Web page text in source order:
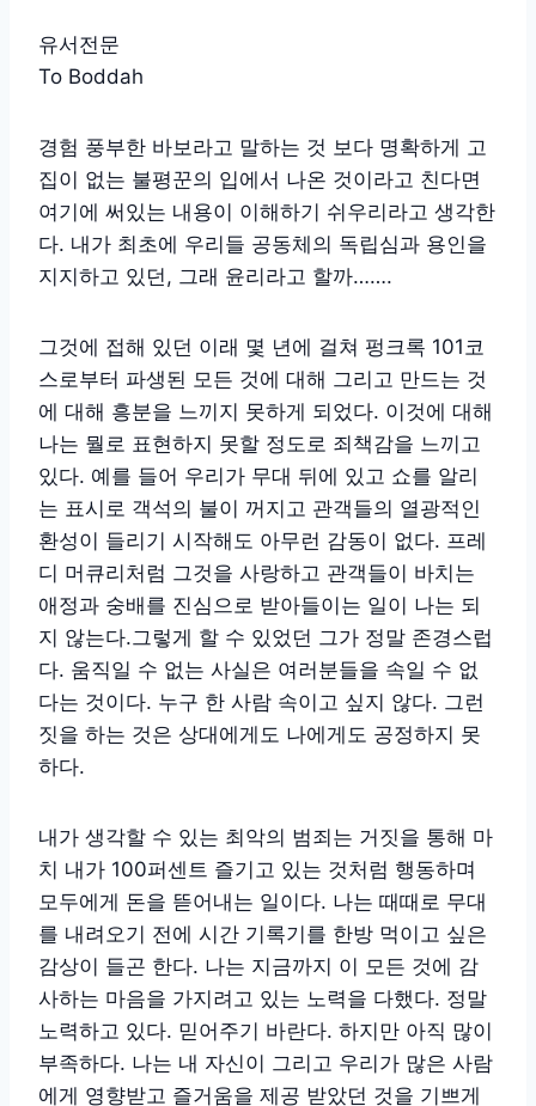
유서전문
To Boddah
경험 풍부한 바보라고 말하는 것 보다 명확하게 고
집이 없는 불평꾼의 입에서 나온 것이라고 친다면
여기에 써있는 내용이 이해하기 쉬우리라고 생각한
다. 내가 최초에 우리들 공동체의 독립심과 용인을
지지하고 있던, 그래 윤리라고 할까…….
그것에 접해 있던 이래 몇 년에 걸쳐 펑크록 101코
스로부터 파생된 모든 것에 대해 그리고 만드는 것
에 대해 흥분을 느끼지 못하게 되었다. 이것에 대해
나는 뭘로 표현하지 못할 정도로 죄책감을 느끼고
있다. 예를 들어 우리가 무대 뒤에 있고 쇼를 알리
는 표시로 객석의 불이 꺼지고 관객들의 열광적인
환성이 들리기 시작해도 아무런 감동이 없다. 프레
디 머큐리처럼 그것을 사랑하고 관객들이 바치는
애정과 숭배를 진심으로 받아들이는 일이 나는 되
지 않는다.그렇게 할 수 있었던 그가 정말 존경스럽
다. 움직일 수 없는 사실은 여러분들을 속일 수 없
다는 것이다. 누구 한 사람 속이고 싶지 않다. 그런
짓을 하는 것은 상대에게도 나에게도 공정하지 못
하다.
내가 생각할 수 있는 최악의 범죄는 거짓을 통해 마
치 내가 100퍼센트 즐기고 있는 것처럼 행동하며
모두에게 돈을 뜯어내는 일이다. 나는 때때로 무대
를 내려오기 전에 시간 기록기를 한방 먹이고 싶은
감상이 들곤 한다. 나는 지금까지 이 모든 것에 감
사하는 마음을 가지려고 있는 노력을 다했다. 정말
노력하고 있다. 믿어주기 바란다. 하지만 아직 많이
부족하다. 나는 내 자신이 그리고 우리가 많은 사람
에게 영향받고 즐거움을 제공 받았던 것을 기쁘게